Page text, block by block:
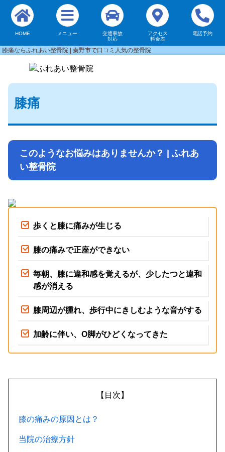
膝痛ならふれあい整骨院 | 秦野市で口コミ人気の整骨院
HOME メニュー
交通事故
対応
アクセス
料金表
電話予約
膝痛
このようなお悩みはありませんか？ | ふれあ
い整骨院
歩くと膝に痛みが生じる
膝の痛みで正座ができない
毎朝、膝に違和感を覚えるが、少したつと違和
感が消える
膝周辺が腫れ、歩行中にきしむような音がする
加齢に伴い、O脚がひどくなってきた
【目次】
膝の痛みの原因とは？
当院の治療方針